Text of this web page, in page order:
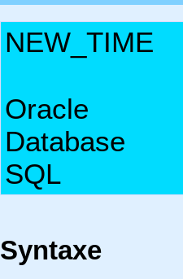
NEW_TIME
Oracle
Database
SQL
Syntaxe